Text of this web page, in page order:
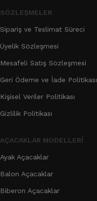
SÖZLEŞMELER
Sipariş ve Teslimat Süreci
Üyelik Sözleşmesi
Mesafeli Satış Sözleşmesi
Geri Ödeme ve İade Politikası
Kişisel Veriler Politikası
Gizlilik Politikası
AÇACAKLAR MODELLERI
Ayak Açacaklar
Balon Açacaklar
Biberon Açacaklar